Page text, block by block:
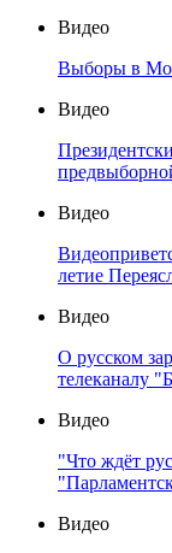
Видео
Выборы в
Видео
Видео
летие
Видео
О русском
телеканалу
Видео
"Что ждёт
Видео